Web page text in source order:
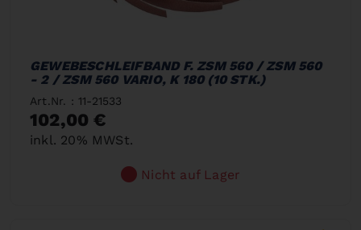
GEWEBESCHLEIFBAND F. ZSM 560 / ZSM 560
- 2 / ZSM 560 VARIO, K 180 (10 STK.)
Art.Nr. : 11-21533
102,00 €
inkl. 20% MWSt.
Nicht auf Lager